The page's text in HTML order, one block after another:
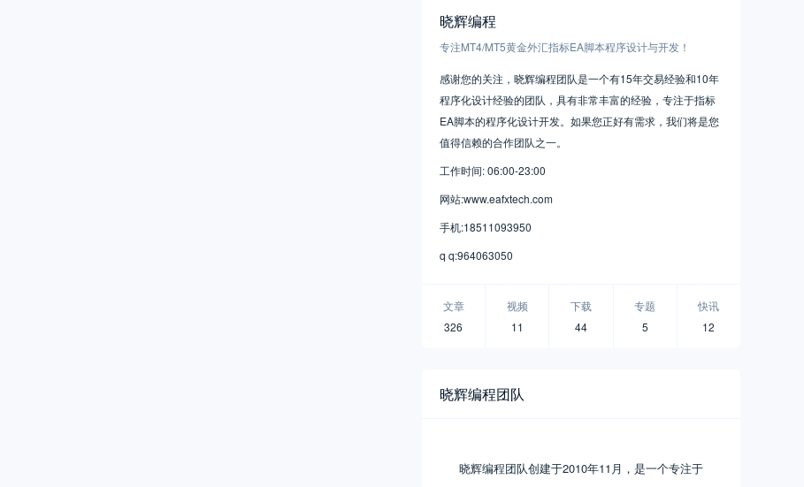
晓辉编程
专注MT4/MT5黄金外汇指标EA脚本程序设计与开发！
感谢您的关注，晓辉编程团队是一个有15年交易经验和10年
程序化设计经验的团队，具有非常丰富的经验，专注于指标
EA脚本的程序化设计开发。如果您正好有需求，我们将是您
值得信赖的合作团队之一。
工作时间: 06:00-23:00
网站:www.eafxtech.com
手机:18511093950
q q:964063050
文章
326
视频
11
下载
44
专题
5
快讯
12
晓辉编程团队
晓辉编程团队创建于2010年11月，是一个专注于